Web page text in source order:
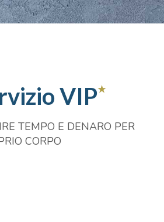
VIP★
TEMPO E DENARO PER
CORPO